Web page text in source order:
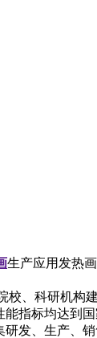
生产应用发热
科研机构
指标均达到
发、生产、销